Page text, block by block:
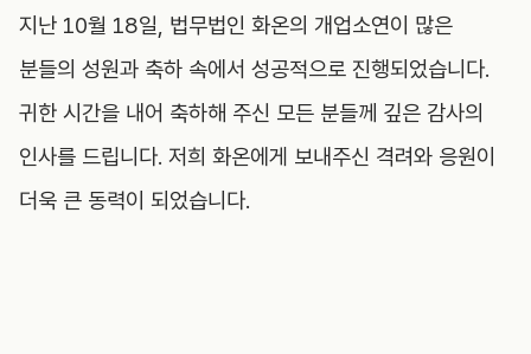
지난 10월 18일, 법무법인 화온의 개업소연이 많은
분들의 성원과 축하 속에서 성공적으로 진행되었습니다.
귀한 시간을 내어 축하해 주신 모든 분들께 깊은 감사의
인사를 드립니다. 저희 화온에게 보내주신 격려와 응원이
더욱 큰 동력이 되었습니다.